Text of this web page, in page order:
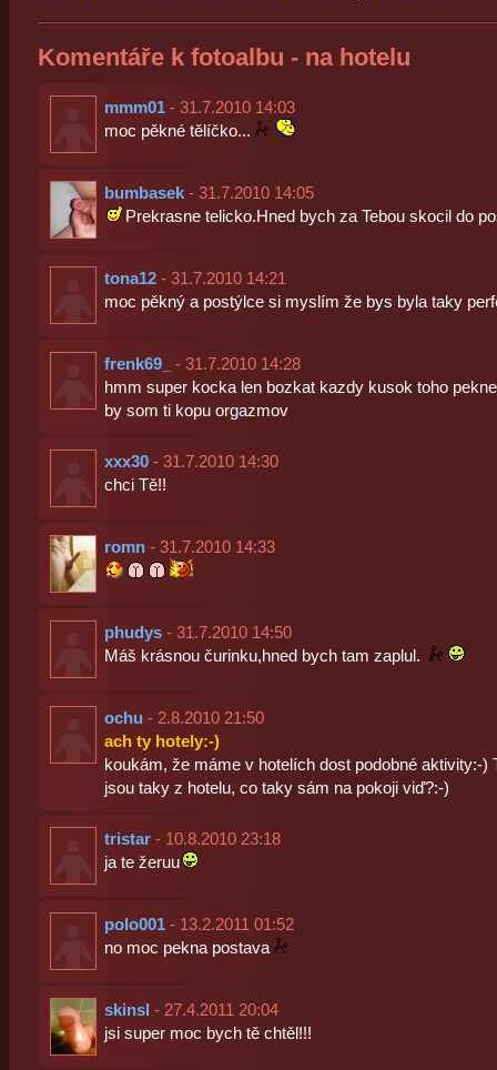
Komentáře k fotoalbu - na hotelu
mmm01- 31.7.2010 14:03
moc pěkné tělíčko...
bumbasek- 31.7.2010 14:05
Prekrasne telicko.Hned bych za Tebou skocil do
tona12- 31.7.2010 14:21
moc pěkný a postýlce si myslím že bys byla taky
frenk69_
- 31.7.2010 14:28
hmm super kocka len bozkat kazdy kusok toho
by som ti kopu orgazmov
xxx30- 31.7.2010 14:30
chci Tě!!
romn- 31.7.2010 14:33
phudys- 31.7.2010 14:50
Máš krásnou čurinku,hned bych tam zaplul.
ochu- 2.8.2010 21:50
ach ty hotely:-)
koukám, že máme v hotelích dost podobné aktivity:-)
jsou taky z hotelu, co taky sám na pokoji viď?:-)
tristar- 10.8.2010 23:18
ja te žeruu
polo001- 13.2.2011 01:52
no moc pekna postava
skinsl - 27.4.2011 20:04
jsi super moc bych tě chtěl!!!